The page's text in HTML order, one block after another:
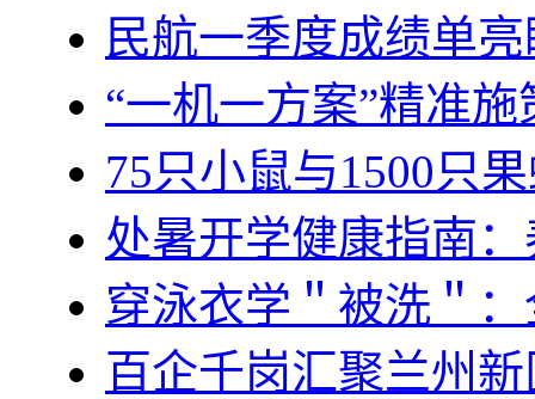
民航一季度成绩单
“一机一方案”精准
75只小鼠与1500只
处暑开学健康指南
穿泳衣学＂被洗＂
百企千岗汇聚兰州新